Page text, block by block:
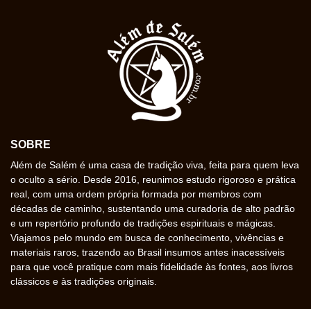
SOBRE
Além de Salém é uma casa de tradição viva, feita para quem leva
o oculto a sério. Desde 2016, reunimos estudo rigoroso e prática
real, com uma ordem própria formada por membros com
décadas de caminho, sustentando uma curadoria de alto padrão
e um repertório profundo de tradições espirituais e mágicas.
Viajamos pelo mundo em busca de conhecimento, vivências e
materiais raros, trazendo ao Brasil insumos antes inacessíveis
para que você pratique com mais fidelidade às fontes, aos livros
clássicos e às tradições originais.